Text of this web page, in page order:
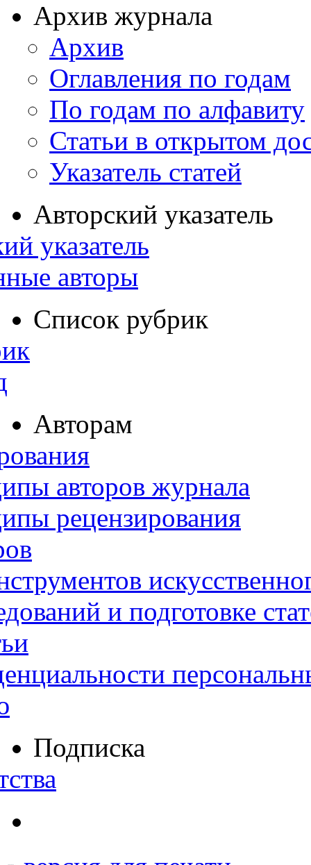
Архив журнала
Архив
Оглавления по годам
По годам по алфавиту
Статьи в открытом
Указатель статей
Авторский указатель
указатель
авторы
Список рубрик
Авторам
авторов журнала
рецензирования
и подготовке
Подписка